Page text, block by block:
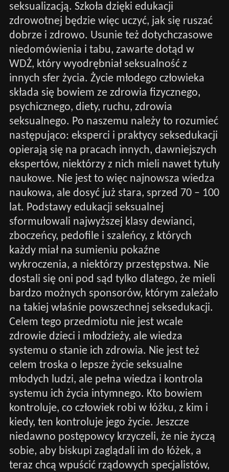
seksualizacją. Szkoła dzięki edukacji
zdrowotnej będzie więc uczyć, jak się ruszać
dobrze i zdrowo. Usunie też dotychczasowe
niedomówienia i tabu, zawarte dotąd w
WDŻ, który wyodrębniał seksualność z
innych sfer życia. Życie młodego człowieka
składa się bowiem ze zdrowia fizycznego,
psychicznego, diety, ruchu, zdrowia
seksualnego. Po naszemu należy to rozumieć
następująco: eksperci i praktycy seksedukacji
opierają się na pracach innych, dawniejszych
ekspertów, niektórzy z nich mieli nawet tytuły
naukowe. Nie jest to więc najnowsza wiedza
naukowa, ale dosyć już stara, sprzed 70 – 100
lat. Podstawy edukacji seksualnej
sformułowali najwyższej klasy dewianci,
zboczeńcy, pedofile i szaleńcy, z których
każdy miał na sumieniu pokaźne
wykroczenia, a niektórzy przestępstwa. Nie
dostali się oni pod sąd tylko dlatego, że mieli
bardzo możnych sponsorów, którym zależało
na takiej właśnie powszechnej seksedukacji.
Celem tego przedmiotu nie jest wcale
zdrowie dzieci i młodzieży, ale wiedza
systemu o stanie ich zdrowia. Nie jest też
celem troska o lepsze życie seksualne
młodych ludzi, ale pełna wiedza i kontrola
systemu ich życia intymnego. Kto bowiem
kontroluje, co człowiek robi w łóżku, z kim i
kiedy, ten kontroluje jego życie. Jeszcze
niedawno postępowcy krzyczeli, że nie życzą
sobie, aby biskupi zaglądali im do łóżek, a
teraz chcą wpuścić rządowych specjalistów,